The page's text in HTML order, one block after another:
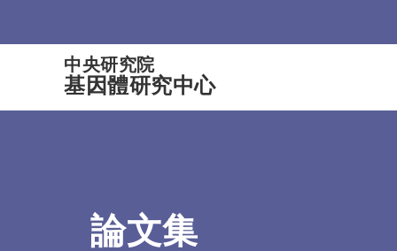
中央研究院
基因體研究中心
論文集